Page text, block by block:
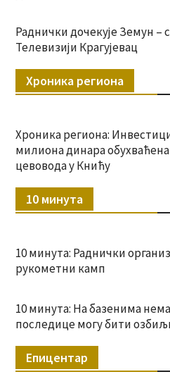
Раднички дочекује Земун –
Телевизији Крагујевац
Хроника региона
Хроника региона:
милиона динара
цевовода у Книћу
10 минута
10 минута: Раднички
рукометни камп
10 минута: На базенима
последице могу бити
Епицентар